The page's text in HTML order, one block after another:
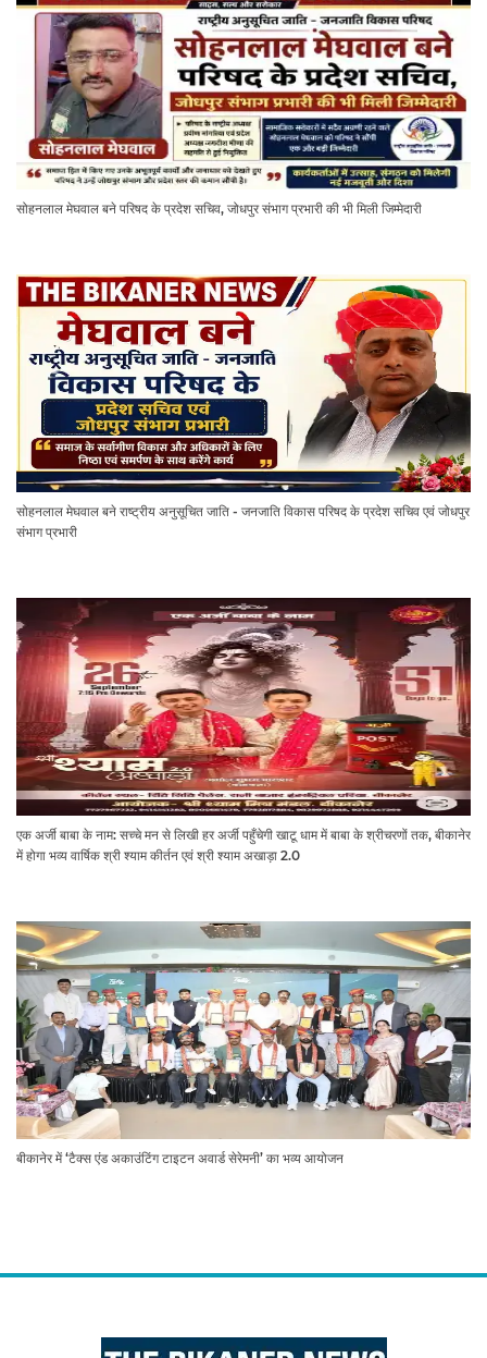
सोहनलाल मेघवाल बने परिषद के प्रदेश सचिव, जोधपुर संभाग प्रभारी की भी मिली जिम्मेदारी
सोहनलाल मेघवाल बने राष्ट्रीय अनुसूचित जाति - जनजाति विकास परिषद के प्रदेश सचिव एवं जोधपुर
संभाग प्रभारी
एक अर्जी बाबा के नाम: सच्चे मन से लिखी हर अर्जी पहुँचेगी खाटू धाम में बाबा के श्रीचरणों तक, बीकानेर
में होगा भव्य वार्षिक श्री श्याम कीर्तन एवं श्री श्याम अखाड़ा 2.0
बीकानेर में ‘टैक्स एंड अकाउंटिंग टाइटन अवार्ड सेरेमनी’ का भव्य आयोजन